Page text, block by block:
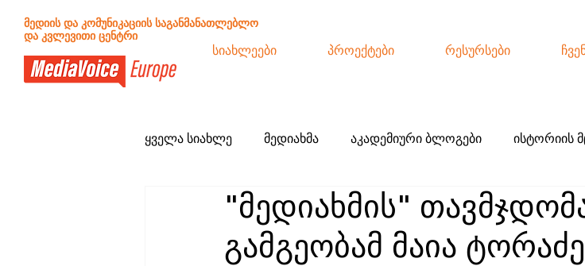
სიახლეები პროექტები რესურსები
მედიის და კომუნიკაციის საგანმანათლებლო
და კვლევითი ცენტრი
ყველა სიახლე მედიახმა აკადემიური ბლოგები ისტორიის
განცხადებები სამოქალაქო ჟურნალისტიკა
"მედიახმის"
გამგეობამ მაია